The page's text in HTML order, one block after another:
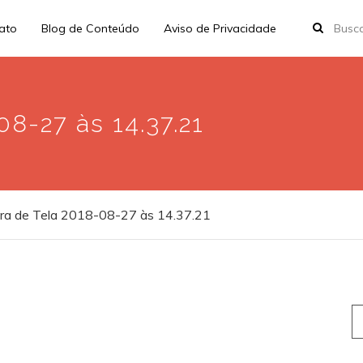
Blog de Conteúdo Aviso de Privacidade
27 às 14.37.21
de Tela 2018-08-27 às 14.37.21